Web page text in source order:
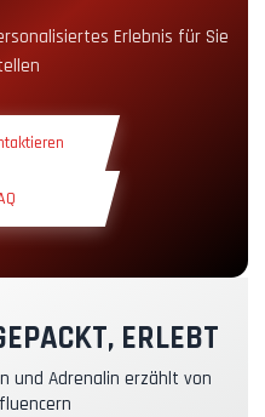
+39.00€
Erlebnis für Sie
ERLEBT
und Adrenalin erzählt von